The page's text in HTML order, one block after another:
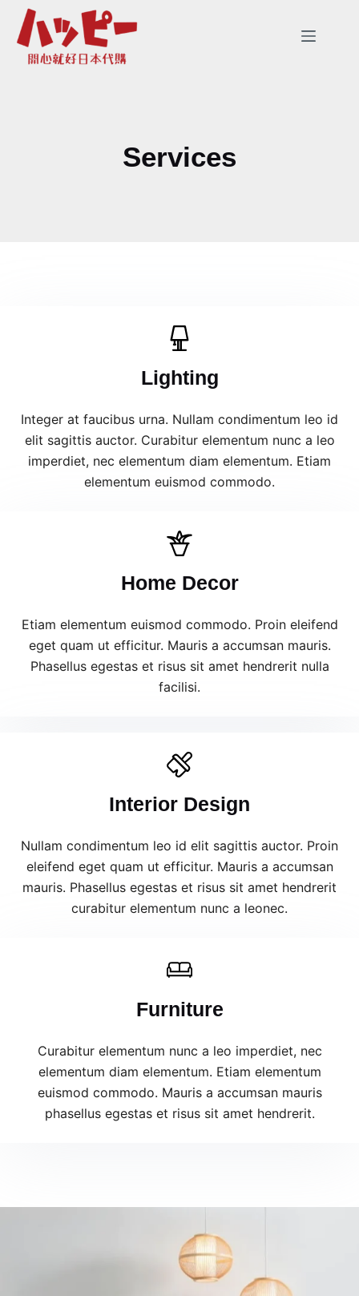
Services
Lighting
Integer at faucibus urna. Nullam condimentum leo id
elit sagittis auctor. Curabitur elementum nunc a leo
imperdiet, nec elementum diam elementum. Etiam
elementum euismod commodo.
Home Decor
Etiam elementum euismod commodo. Proin eleifend
eget quam ut efficitur. Mauris a accumsan mauris.
Phasellus egestas et risus sit amet hendrerit nulla
facilisi.
Interior Design
Nullam condimentum leo id elit sagittis auctor. Proin
eleifend eget quam ut efficitur. Mauris a accumsan
mauris. Phasellus egestas et risus sit amet hendrerit
curabitur elementum nunc a leonec.
Furniture
Curabitur elementum nunc a leo imperdiet, nec
elementum diam elementum. Etiam elementum
euismod commodo. Mauris a accumsan mauris
phasellus egestas et risus sit amet hendrerit.